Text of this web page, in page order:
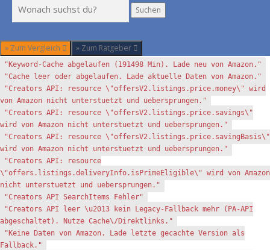
Suchen
» Zum Vergleich » Zum Ratgeber
"Keyword-Cache abgelaufen (191498 Min). Lade neu von Amazon."
"Cache leer oder abgelaufen. Lade aktuelle Daten von Amazon."
"Creators API: resource \"offersV2.listings.price.money\" wird
von Amazon nicht unterstuetzt und uebersprungen."
"Creators API: resource \"offersV2.listings.price.savings\"
wird von Amazon nicht unterstuetzt und uebersprungen."
"Creators API: resource \"offersV2.listings.price.savingBasis\"
wird von Amazon nicht unterstuetzt und uebersprungen."
"Creators API: resource
\"offers.listings.deliveryInfo.isPrimeEligible\" wird von Amazon
nicht unterstuetzt und uebersprungen."
"Creators API SearchItems Fehler"
"Creators API leer \u2013 kein Legacy-Fallback mehr (PA-API
abgeschaltet). Nutze Cache\/Direktlinks."
"Keine Daten von Amazon. Lade letzte gecachte Version als
Fallback."